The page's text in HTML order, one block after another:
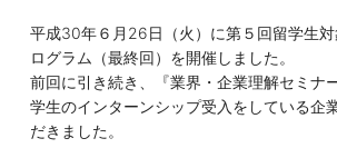
平成30年６月26日（火）に第５回留学生
ログラム（最終回）を開催しました。
前回に引き続き、『業界・企業理解セミナ
学生のインターンシップ受入をしている企
だきました。